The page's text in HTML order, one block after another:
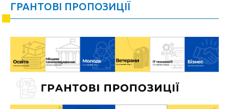
ГРАНТОВІ ПРОПОЗИЦІЇ